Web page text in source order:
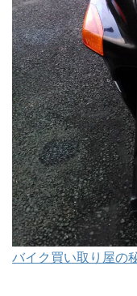
バイク買い取り屋の